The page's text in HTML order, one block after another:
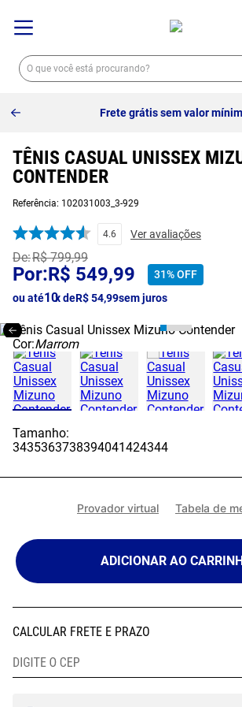
Frete grátis sem valor
TÊNIS CASUAL UNISSEX
CONTENDER
Referência: 102031003_3-929
4.6 Ver avaliações
R$ 799,99
R$ 549,99 31%OFF
ou até10x deR$54,99sem juros
Cor:Marrom
Tamanho:
3435363738394041424344
Provador virtual Tabela de
ADICIONAR AO